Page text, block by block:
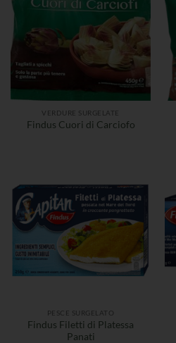
VERDURE SURGELATE
Findus Cuori di Carciofo
PESCE SURGELATO
Findus Filetti di Platessa
Panati